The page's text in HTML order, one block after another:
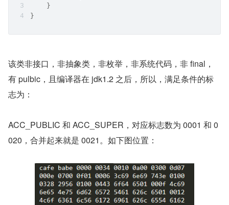
    }
}
该类非接口，非抽象类，非枚举，非系统代码，非 final，
有 pulbic，且编译器在 jdk1.2 之后，所以，满足条件的标
志为：
ACC_PUBLIC 和 ACC_SUPER，对应标志数为 0001 和 0
020，合并起来就是 0021。如下图位置：